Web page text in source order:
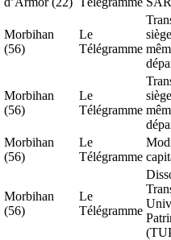
Morbihan
(56)
Le
Télégramme
Morbihan
(56)
Le
Télégramme
Morbihan
(56)
Le
Télégramme
Morbihan
(56)
Le
Télégramme